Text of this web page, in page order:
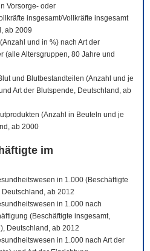
Vorsorge- oder
insgesamt/Vollkräfte insgesamt
ab 2009
und in %) nach Art der
(alle Altersgruppen, 80 Jahre und
und Blutbestandteilen (Anzahl und je
Art der Blutspende, Deutschland, ab
(Anzahl in Beuteln und je
ab 2000
im
in 1.000 (Beschäftigte
ab 2012
in 1.000 nach
(Beschäftigte insgesamt,
Deutschland, ab 2012
in 1.000 nach Art der